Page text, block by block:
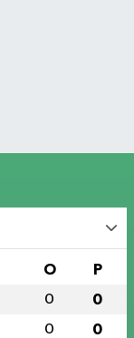
O P
0 0
0 0